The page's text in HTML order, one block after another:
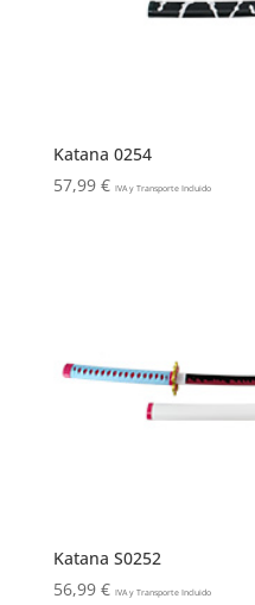
Katana 0254
57,99 € IVA y Transporte Incluido
Katana S0252
56,99 € IVA y Transporte Incluido